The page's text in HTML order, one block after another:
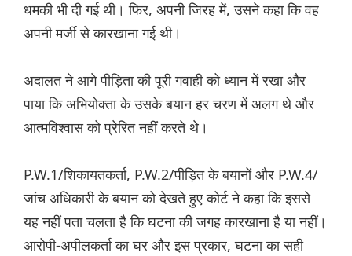
धमकी भी दी गई थी। फिर, अपनी जिरह में, उसने कहा कि वह
अपनी मर्जी से कारखाना गई थी।
अदालत ने आगे पीड़िता की पूरी गवाही को ध्यान में रखा और
पाया कि अभियोक्ता के उसके बयान हर चरण में अलग थे और
आत्मविश्वास को प्रेरित नहीं करते थे।
P.W.1/शिकायतकर्ता, P.W.2/पीड़ित के बयानों और P.W.4/
जांच अधिकारी के बयान को देखते हुए कोर्ट ने कहा कि इससे
यह नहीं पता चलता है कि घटना की जगह कारखाना है या नहीं।
आरोपी-अपीलकर्ता का घर और इस प्रकार, घटना का सही